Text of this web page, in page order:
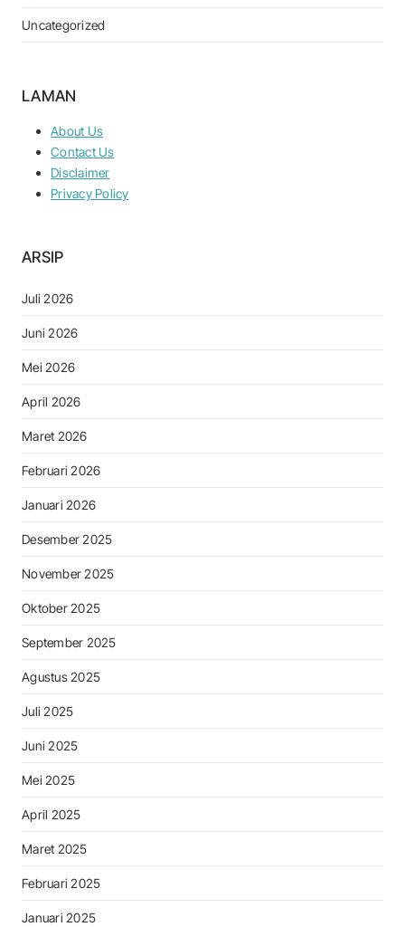
Uncategorized
LAMAN
About Us
Contact Us
Disclaimer
Privacy Policy
ARSIP
Juli 2026
Juni 2026
Mei 2026
April 2026
Maret 2026
Februari 2026
Januari 2026
Desember 2025
November 2025
Oktober 2025
September 2025
Agustus 2025
Juli 2025
Juni 2025
Mei 2025
April 2025
Maret 2025
Februari 2025
Januari 2025